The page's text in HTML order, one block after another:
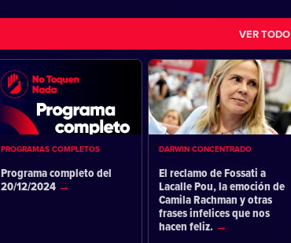
VER TODO
PROGRAMAS COMPLETOS
Programa completo del
20/12/2024
DARWIN CONCENTRADO
El reclamo de Fossati a
Lacalle Pou, la emoción de
Camila Rachman y otras
frases infelices que nos
hacen feliz.